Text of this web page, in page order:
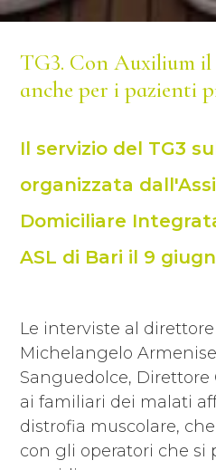
TG3. Con Auxilium il
anche per i pazienti
Il servizio del TG3
organizzata
Domiciliare
ASL di Bari il 9
Le interviste al
Michelangelo
Sanguedolce, Direttore
ai familiari dei malati
distrofia muscolare,
con gli operatori che si